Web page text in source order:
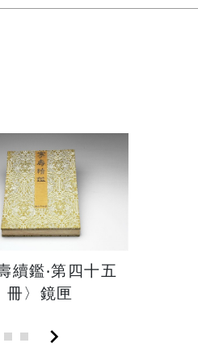
續鑑‧第四十五
冊〉鏡匣
chevron_right